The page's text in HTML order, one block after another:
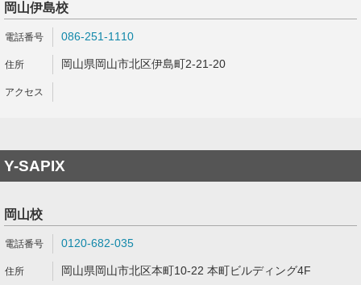
岡山伊島校
086-251-1110
岡山県岡山市北区伊島町2-21-20
Y-SAPIX
岡山校
0120-682-035
岡山県岡山市北区本町10-22 本町ビルディング4F